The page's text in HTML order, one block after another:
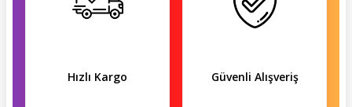
Hızlı Kargo Güvenli Alışveriş